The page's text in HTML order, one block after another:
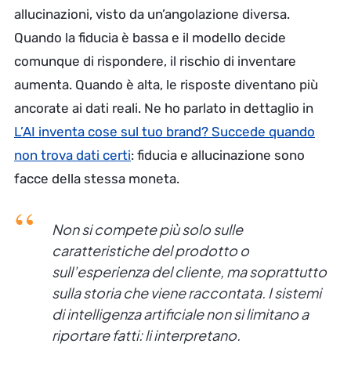
allucinazioni, visto da un’angolazione diversa.
Quando la fiducia è bassa e il modello decide
comunque di rispondere, il rischio di inventare
aumenta. Quando è alta, le risposte diventano più
ancorate ai dati reali. Ne ho parlato in dettaglio in
L’AI inventa cose sul tuo brand? Succede quando
non trova dati certi: fiducia e allucinazione sono
facce della stessa moneta.
Non si compete più solo sulle
caratteristiche del prodotto o
sull’esperienza del cliente, ma soprattutto
sulla storia che viene raccontata. I sistemi
di intelligenza artificiale non si limitano a
riportare fatti: li interpretano.